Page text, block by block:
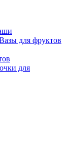
для фруктов
для